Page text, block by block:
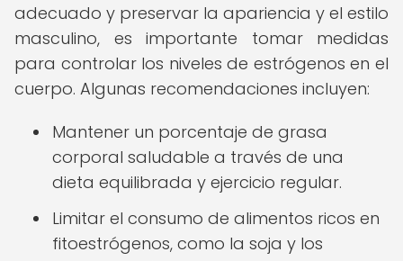
adecuado y preservar la apariencia y el estilo
masculino, es importante tomar medidas
para controlar los niveles de estrógenos en el
cuerpo. Algunas recomendaciones incluyen:
Mantener un porcentaje de grasa
corporal saludable a través de una
dieta equilibrada y ejercicio regular.
Limitar el consumo de alimentos ricos en
fitoestrógenos, como la soja y los